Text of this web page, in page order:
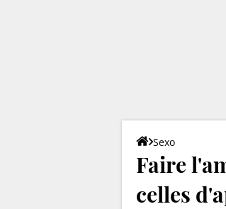
Sexo
Faire
celles